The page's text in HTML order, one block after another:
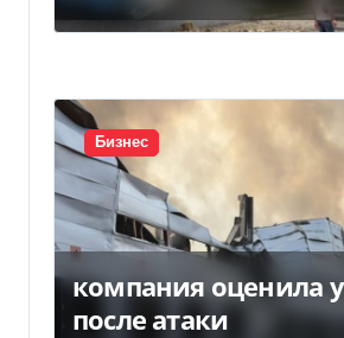
Бизнес
компания оценила
после атаки